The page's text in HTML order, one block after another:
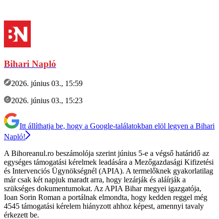
Bihari Napló
2026. június 03., 15:59
2026. június 03., 15:23
Itt állíthatja be, hogy a Google-találatokban elöl legyen a Bihari
Napló!
A Bihoreanul.ro beszámolója szerint június 5-e a végső határidő az
egységes támogatási kérelmek leadására a Mezőgazdasági Kifizetési
és Intervenciós Ügynökségnél (APIA). A termelőknek gyakorlatilag
már csak két napjuk maradt arra, hogy lezárják és aláírják a
szükséges dokumentumokat. Az APIA Bihar megyei igazgatója,
Ioan Sorin Roman a portálnak elmondta, hogy kedden reggel még
4545 támogatási kérelem hiányzott ahhoz képest, amennyi tavaly
érkezett be.